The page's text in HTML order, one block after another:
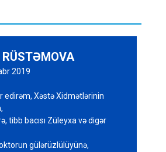
2019
edirəm, Xəstə Xidmətlərinin
tibb bacısı Züleyxa və digər
gülərüzlülüyünə,